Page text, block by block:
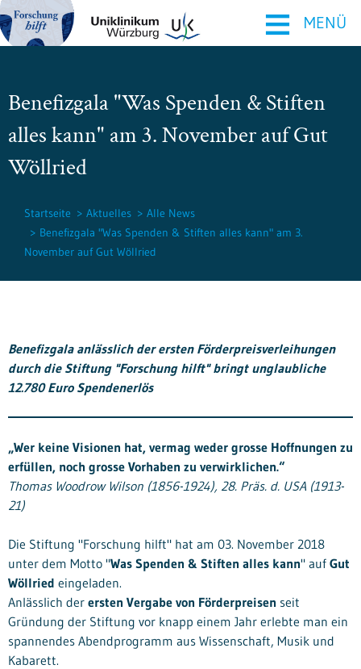
≡ MENÜ
Benefizgala "Was Spenden & Stiften
alles kann" am 3. November auf Gut
Wöllried
Startseite Aktuelles
Alle News
Benefizgala "Was Spenden & Stiften alles kann" am 3.
November auf Gut Wöllried
Benefizgala anlässlich der ersten Förderpreisverleihungen
durch die Stiftung "Forschung hilft" bringt unglaubliche
12.780 Euro Spendenerlös
„Wer keine Visionen hat, vermag weder grosse Hoffnungen zu
erfüllen, noch grosse Vorhaben zu verwirklichen.“
Thomas Woodrow Wilson (1856-1924), 28. Präs. d. USA (1913-
21)
Die Stiftung "Forschung hilft" hat am 03. November 2018
unter dem Motto "Was Spenden & Stiften alles kann" auf Gut
Wöllried eingeladen.
Anlässlich der ersten Vergabe von Förderpreisen seit
Gründung der Stiftung vor knapp einem Jahr erlebte man ein
spannendes Abendprogramm aus Wissenschaft, Musik und
Kabarett.